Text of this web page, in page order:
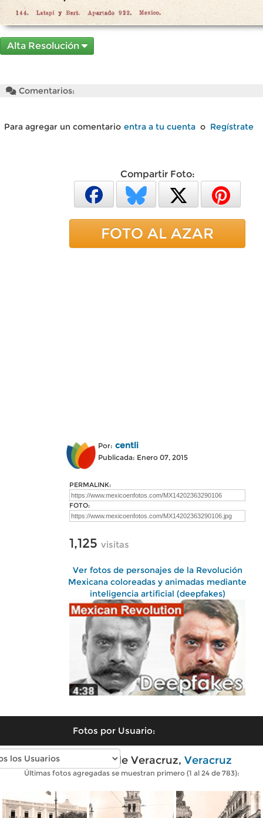
Alta Resolución
Comentarios:
Para agregar un comentario entra a tu cuenta o Regístrate
Compartir Foto:
FOTO AL AZAR
Por: centli
Publicada: Enero 07, 2015
PERMALINK:
FOTO:
1,125 visitas
Ver fotos de personajes de la Revolución
Mexicana coloreadas y animadas mediante
inteligencia artificial (deepfakes)
Fotos por Usuario:
Fotos antiguas de Veracruz, Veracruz
Últimas fotos agregadas se muestran primero (1 al 24 de 783):